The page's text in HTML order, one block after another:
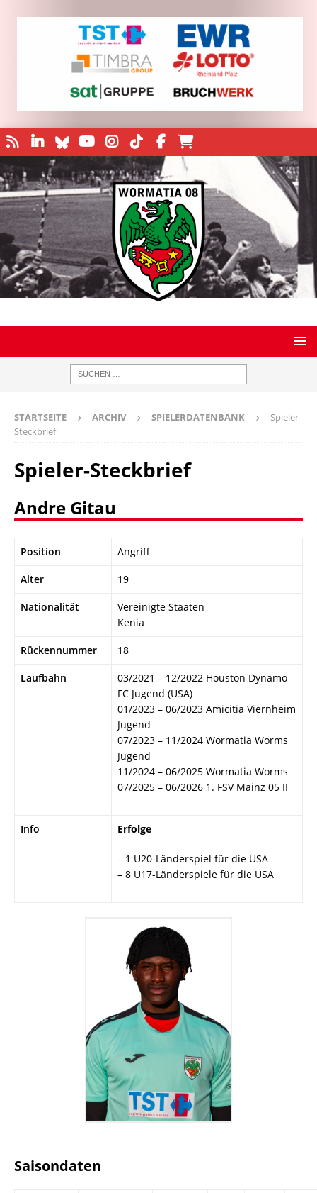
STARTSEITE ARCHIV SPIELERDATENBANK
Spieler-
Steckbrief
Spieler-Steckbrief
Andre Gitau
Position Angriff
Alter 19
Nationalität
Vereinigte Staaten
Kenia
Rückennummer 18
Laufbahn
03/2021 – 12/2022 Houston Dynamo
FC Jugend (USA)
01/2023 – 06/2023 Amicitia Viernheim
Jugend
07/2023 – 11/2024 Wormatia Worms
Jugend
11/2024 – 06/2025 Wormatia Worms
07/2025 – 06/2026 1. FSV Mainz 05 II
Info Erfolge
– 1 U20-Länderspiel für die USA
– 8 U17-Länderspiele für die USA
Saisondaten